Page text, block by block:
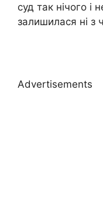
суд так нічого і
залишилася ні з
Advertisements